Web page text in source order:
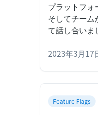
テップ
プラットフォ
そしてチーム
て話し合いま
化し始めまし
2023年3月17
Feature Flags